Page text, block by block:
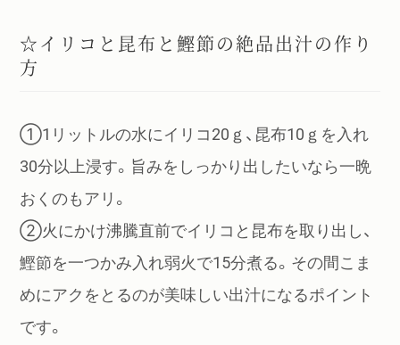
☆イリコと昆布と鰹節の絶品出汁の作り
方
①1リットルの水にイリコ20ｇ、昆布10ｇを入れ
30分以上浸す。旨みをしっかり出したいなら一晩
おくのもアリ。
②火にかけ沸騰直前でイリコと昆布を取り出し、
鰹節を一つかみ入れ弱火で15分煮る。その間こま
めにアクをとるのが美味しい出汁になるポイント
です。